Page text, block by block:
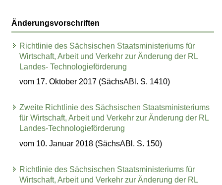
Änderungsvorschriften
Richtlinie des Sächsischen Staatsministeriums für
Wirtschaft, Arbeit und Verkehr zur Änderung der RL
Landes- Technologieförderung
vom 17. Oktober 2017 (SächsABl. S. 1410)
Zweite Richtlinie des Sächsischen Staatsministeriums
für Wirtschaft, Arbeit und Verkehr zur Änderung der RL
Landes-Technologieförderung
vom 10. Januar 2018 (SächsABl. S. 150)
Richtlinie des Sächsischen Staatsministeriums für
Wirtschaft, Arbeit und Verkehr zur Änderung der RL